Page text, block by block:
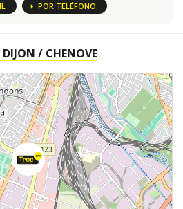
POR TELÉFONO
/ CHENOVE